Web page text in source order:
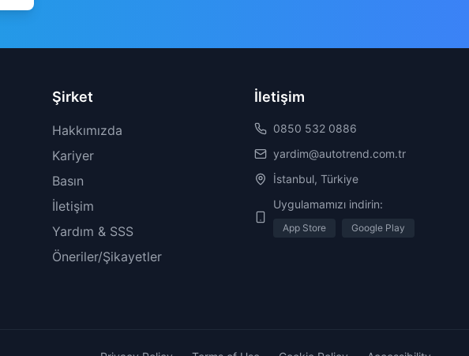
Şirket
Hakkımızda
Kariyer
Basın
İletişim
Yardım & SSS
Öneriler/Şikayetler
İletişim
0850 532 0886
yardim@autotrend.com.tr
İstanbul, Türkiye
Uygulamamızı indirin:
App Store Google Play